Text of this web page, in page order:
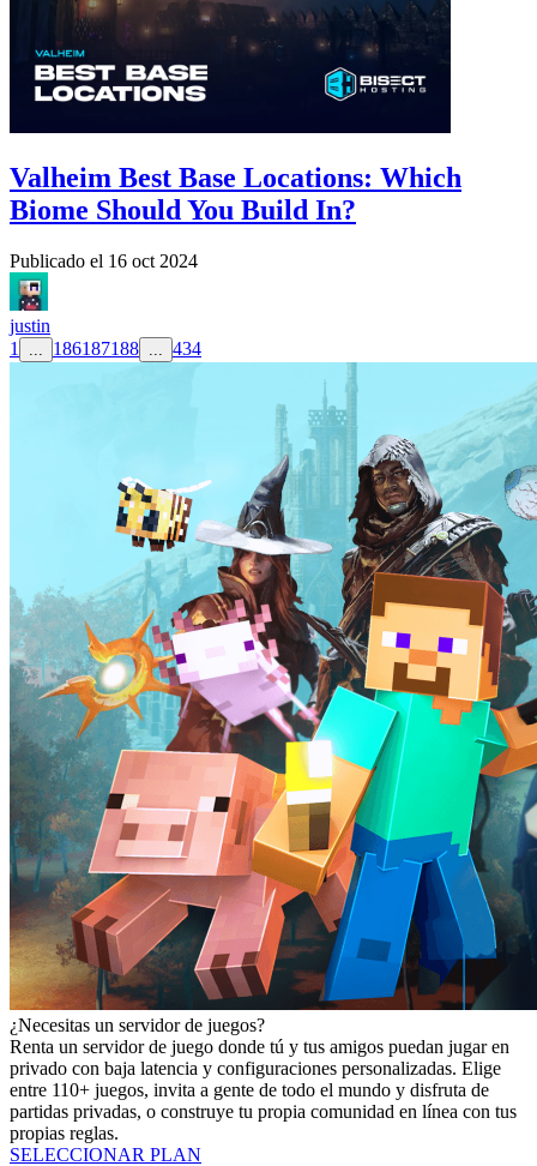
Valheim Best Base Locations: Which
Biome Should You Build In?
Publicado el 16 oct 2024
justin
1
186187188 434
¿Necesitas un servidor de juegos?
Renta un servidor de juego donde tú y tus amigos puedan jugar en
privado con baja latencia y configuraciones personalizadas. Elige
entre 110+ juegos, invita a gente de todo el mundo y disfruta de
partidas privadas, o construye tu propia comunidad en línea con tus
propias reglas.
SELECCIONAR PLAN